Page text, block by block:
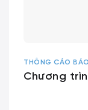
THÔNG CÁO BÁO
Chương